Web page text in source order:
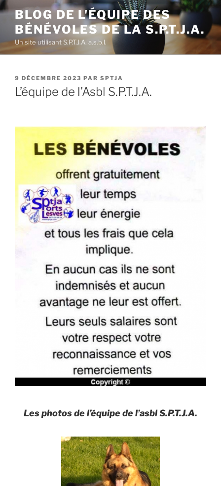
Aller
contenu
principal
BLOG DE L'ÉQUIPE DES
BÉNÉVOLES DE LA S.P.T.J.A.
Un site utilisant S.P.T.J.A. a.s.b.l.
PUBLIÉ
LE
9 DÉCEMBRE 2023 PAR SPTJA
L’équipe de l’Asbl S.P.T.J.A.
Les photos de l’équipe de l’asbl S.P.T.J.A.